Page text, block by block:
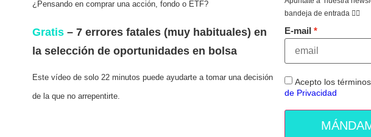
¿Pensando en comprar una acción, fondo o ETF?
Gratis– 7 errores fatales (muy habituales) en
la selección de oportunidades en bolsa
Este vídeo de solo 22 minutos puede ayudarte a tomar una decisión
de la que no arrepentirte.
bandeja de entrada 👇🏻
E-mail
Acepto los
de Privacidad